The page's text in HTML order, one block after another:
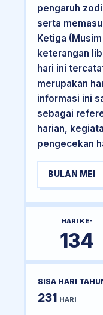
pengaruh
serta
Ketiga
keterangan
hari ini
merupakan
informasi ini
sebagai
harian,
pengecekan
BULAN MEI
HARI KE-
134
SISA HARI
231 HARI